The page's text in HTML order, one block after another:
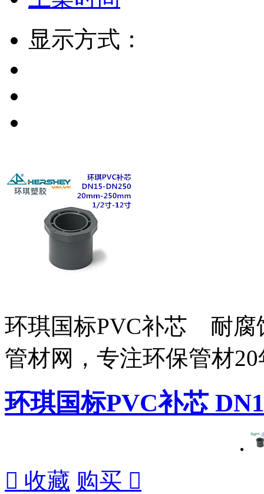
显示方式：
环琪国标PVC补芯 耐腐
管材网，专注环保管材
环琪国标PVC补芯
 收藏 购买 